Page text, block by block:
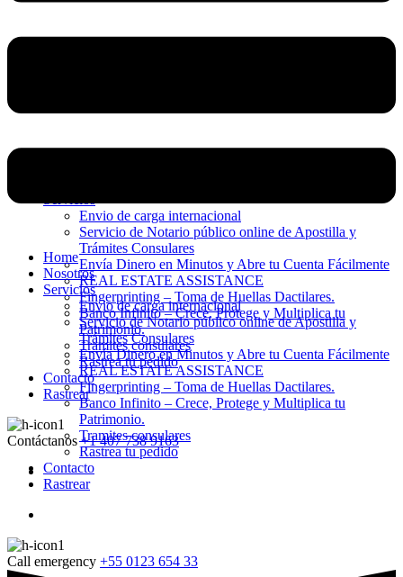
Envio de carga internacional
Servicio de Notario público online de Apostilla y
Trámites Consulares
Envía Dinero en Minutos y Abre tu Cuenta Fácilmente
REAL ESTATE ASSISTANCE
Fingerprinting – Toma de Huellas Dactilares.
Banco Infinito – Crece, Protege y Multiplica tu
Patrimonio.
Tramites consulares
Rastrea tu pedido
Contacto
Rastrear
Contáctanos +1 407 738 9163
Home
Nosotros
Servicios
Envio de carga internacional
Servicio de Notario público online de Apostilla y
Trámites Consulares
Envía Dinero en Minutos y Abre tu Cuenta Fácilmente
REAL ESTATE ASSISTANCE
Fingerprinting – Toma de Huellas Dactilares.
Banco Infinito – Crece, Protege y Multiplica tu
Patrimonio.
Tramites consulares
Rastrea tu pedido
Contacto
Rastrear
Call emergency +55 0123 654 33